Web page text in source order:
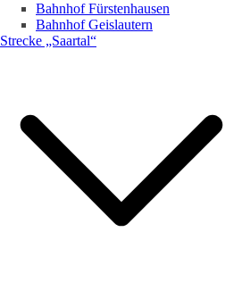
Bahnhof Fürstenhausen
Bahnhof Geislautern
Strecke „Saartal“